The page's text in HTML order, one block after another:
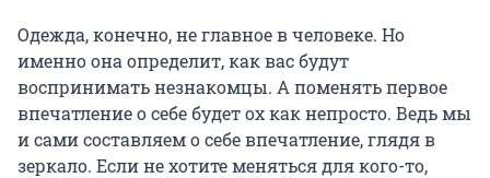
Одежда, конечно, не главное в человеке. Но
именно она определит, как вас будут
воспринимать незнакомцы. А поменять первое
впечатление о себе будет ох как непросто. Ведь мы
и сами составляем о себе впечатление, глядя в
зеркало. Если не хотите меняться для кого-то,